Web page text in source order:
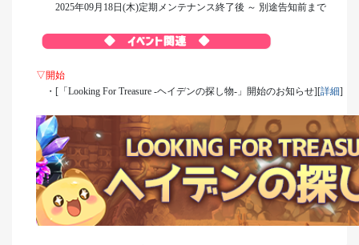
2025年09月18日(木)定期メンテナンス終了後 ～ 別途告知前まで
▽開始
・[「Looking For Treasure -ヘイデンの探し物-」開始のお知らせ][詳細]